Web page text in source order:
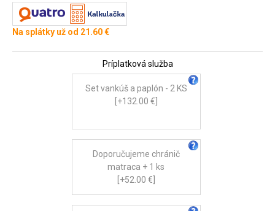
Na splátky už od 21.60 €
Príplatková služba
Set vankúš a paplón - 2 KS
[+132.00 €]
Doporučujeme chránič
matraca + 1 ks
[+52.00 €]